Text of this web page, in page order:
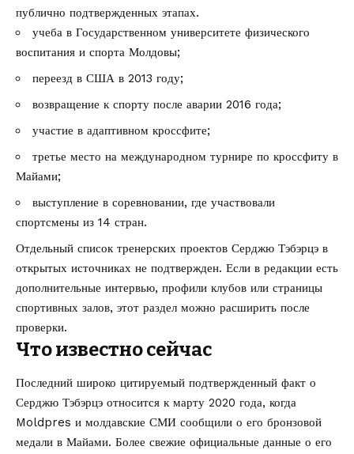
публично подтвержденных этапах.
учеба в Государственном университете физического
воспитания и спорта Молдовы;
переезд в США в 2013 году;
возвращение к спорту после аварии 2016 года;
участие в адаптивном кроссфите;
третье место на международном турнире по кроссфиту в
Майами;
выступление в соревновании, где участвовали
спортсмены из 14 стран.
Отдельный список тренерских проектов Серджю Тэбэрцэ в
открытых источниках не подтвержден. Если в редакции есть
дополнительные интервью, профили клубов или страницы
спортивных залов, этот раздел можно расширить после
проверки.
Что известно сейчас
Последний широко цитируемый подтвержденный факт о
Серджю Тэбэрцэ относится к марту 2020 года, когда
Moldpres и молдавские СМИ сообщили о его бронзовой
медали в Майами. Более свежие официальные данные о его